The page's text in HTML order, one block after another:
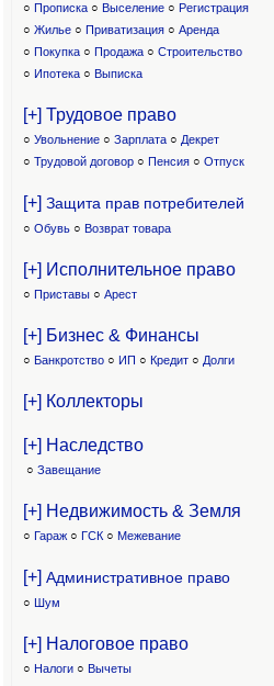
○ Прописка ○ Выселение ○ Регистрация
○ Жилье ○ Приватизация ○ Аренда
○ Покупка ○ Продажа ○ Строительство
○ Ипотека ○ Выписка
[+] Трудовое право
○ Увольнение ○ Зарплата ○ Декрет
○ Трудовой договор ○ Пенсия ○ Отпуск
[+] Защита прав потребителей
○ Обувь ○ Возврат товара
[+] Исполнительное право
○ Приставы ○ Арест
[+] Бизнес & Финансы
○ Банкротство ○ ИП ○ Кредит ○ Долги
[+] Коллекторы
[+] Наследство
○ Завещание
[+] Недвижимость & Земля
○ Гараж ○ ГСК ○ Межевание
[+] Административное право
○ Шум
[+] Налоговое право
○ Налоги ○ Вычеты